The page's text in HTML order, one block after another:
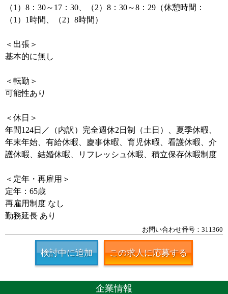
（1）8：30～17：30、（2）8：30～8：29（休憩時間：
（1）1時間、（2）8時間）
＜出張＞
基本的に無し
＜転勤＞
可能性あり
＜休日＞
年間124日／（内訳）完全週休2日制（土日）、夏季休暇、
年末年始、有給休暇、慶事休暇、育児休暇、看護休暇、介
護休暇、結婚休暇、リフレッシュ休暇、積立保存休暇制度
＜定年・再雇用＞
定年：65歳
再雇用制度 なし
勤務延長 あり
お問い合わせ番号：311360
検討中に追加 この求人に応募する
企業情報